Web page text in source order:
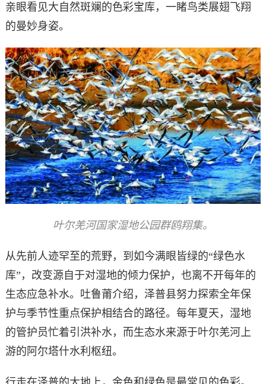
亲眼看见大自然斑斓的色彩宝库，一睹鸟类展翅飞翔
的曼妙身姿。
叶尔羌河国家湿地公园群鸥翔集。
从先前人迹罕至的荒野，到如今满眼皆绿的“绿色水
库”，改变源自于对湿地的倾力保护，也离不开每年的
生态应急补水。吐鲁莆介绍，泽普县努力探索全年保
护与季节性重点保护相结合的路径。每年夏天，湿地
的管护员忙着引洪补水，而生态水来源于叶尔羌河上
游的阿尔塔什水利枢纽。